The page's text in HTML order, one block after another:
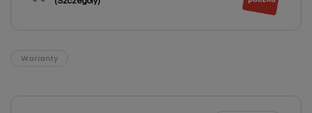
Warianty